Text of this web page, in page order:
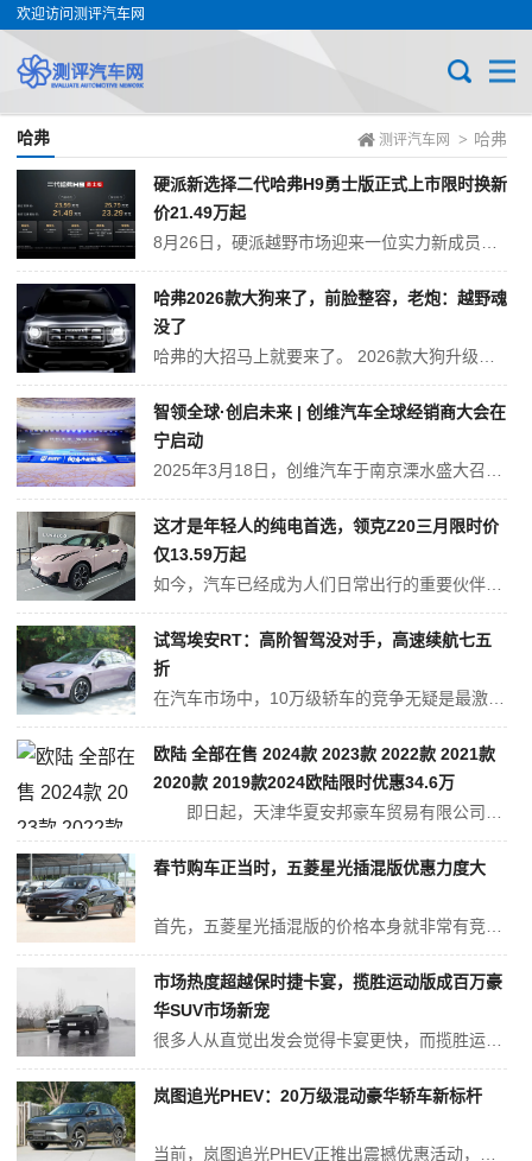
欢迎访问测评汽车网
测评汽车网 > 哈弗
哈弗
硬派新选择二代哈弗H9勇士版正式上市限时换新
价21.49万起
哈弗2026款大狗来了，前脸整容，老炮：越野魂
没了
智领全球·创启未来 | 创维汽车全球经销商大会在
宁启动
这才是年轻人的纯电首选，领克Z20三月限时价
仅13.59万起
如今，汽车已经成为人们日常出行的重要伙伴。特别是对于初入社会或工作不久的年轻人来说，拥有一辆属于自己的车，是迈向独立生活、提升生活品质的重要一步。然而，面对纷繁复杂的汽车市场，尤其是在 15 万左右的预算范围内挑选一款心仪的纯电 SUV，真不是一件轻松的事儿。如果大家还在纠结的话，那领克 Z20绝对值得一看。...
试驾埃安RT：高阶智驾没对手，高速续航七五
折
在汽车市场中，10万级轿车的竞争无疑是最激烈的，不仅A级、A+会打这主意，就连B级车偶尔都会放低身段与之竞争。在这种情况下，很多新车都是露头就被秒，特别是没那么全能的纯电家轿，出头更是难上加难。但有意思的是，最近这个市场居然出现了一台月销一万六的黑马-埃安RT。 要知道埃安RT打的就是竞争最激烈的A+市...
欧陆 全部在售 2024款 2023款 2022款 2021款
2020款 2019款2024欧陆限时优惠34.6万
春节购车正当时，五菱星光插混版优惠力度大
首先，五菱星光插混版的价格本身就非常有竞争力。它的起售价不到8万元，而且轴距达到了2米8，空间非常宽敞。最近，五菱推出了以旧换新的优惠政策，国家补贴2万元，五菱还承诺兜底国补地补，这意味着我可以在1月份享受到这些优惠。算上五菱提供的置换补贴和现金补贴，即使是选择最贵的150领航型（指导价为10.28万元）...
市场热度超越保时捷卡宴，揽胜运动版成百万豪
华SUV市场新宠
很多人从直觉出发会觉得卡宴更快，而揽胜运动版略逊一筹。因为卡宴有着保时捷的跑车基因，而且体积也比揽胜运动版更小。 但答案恰恰相反。前段时间，有媒体拿揽胜运动版和保时捷卡宴做了一组动态对比，两辆车在直线道路上同时启动，揽胜运动版全程比卡宴快半个身头，最后甚至超越了保时捷卡宴。 这样的结果其实并不能说是意...
岚图追光PHEV：20万级混动豪华轿车新标杆